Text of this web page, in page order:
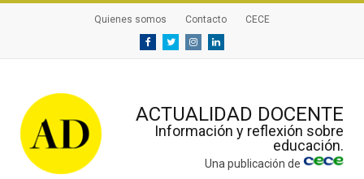
Quienes somos Contacto CECE
FacebookTwitterInstagramLinkedin
ACTUALIDAD DOCENTE
Información y reflexión sobre
educación.
Una publicación de